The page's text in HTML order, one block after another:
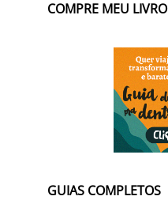
COMPRE MEU LIVRO
GUIAS COMPLETOS